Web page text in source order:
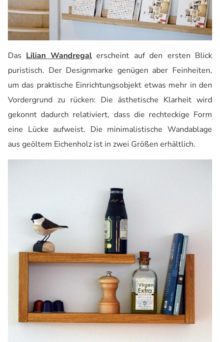
Das Lilian Wandregalerscheint auf den ersten Blick
puristisch. Der Designmarke genügen aber Feinheiten,
um das praktische Einrichtungsobjekt etwas mehr in den
Vordergrund zu rücken: Die ästhetische Klarheit wird
gekonnt dadurch relativiert, dass die rechteckige Form
eine Lücke aufweist. Die minimalistische Wandablage
aus geöltem Eichenholz ist in zwei Größen erhältlich.